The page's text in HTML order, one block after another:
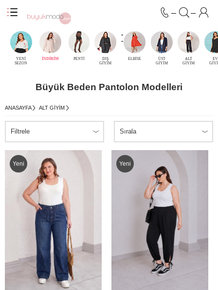
YENİ
SEZON
İNDİRİM PENTİ
DIŞ
GİYİM
-
-
ELBİSE
ÜST
GİYİM
ALT
GİYİM
EV
Büyük Beden Pantolon Modelleri
ANASAYFA ALT GIYIM
Filtrele Sırala
Yeni Yeni